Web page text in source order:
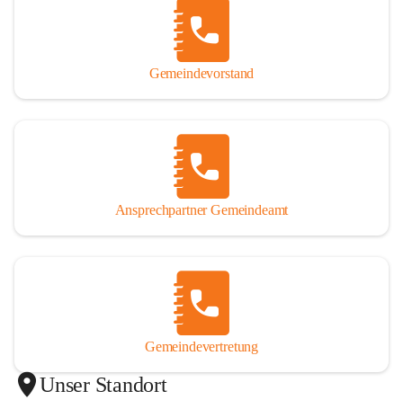
Gemeindevorstand
Ansprechpartner Gemeindeamt
Gemeindevertretung
Unser Standort